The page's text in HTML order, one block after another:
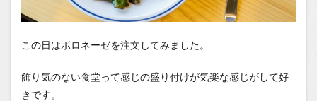
この日はボロネーゼを注文してみました。
飾り気のない食堂って感じの盛り付けが気楽な感じがして好
きです。